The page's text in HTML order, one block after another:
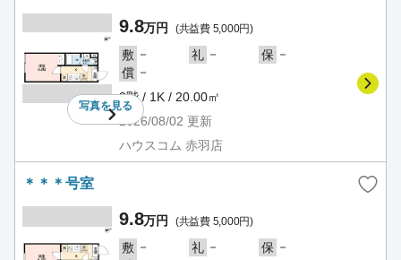
写真を見る
9.8万円 (共益費 5,000円)
敷 － 礼 － 保 －
償 －
2階 / 1K / 20.00㎡
2026/08/02 更新
ハウスコム 赤羽店
＊＊＊号室
9.8万円 (共益費 5,000円)
敷 － 礼 － 保 －